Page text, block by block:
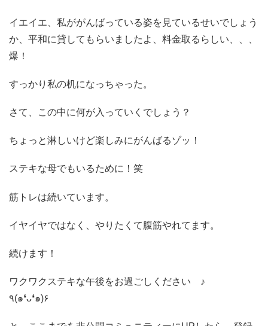
イエイエ、私ががんばっている姿を見ているせいでしょう
か、平和に貸してもらいましたよ、料金取るらしい、、、
爆！
すっかり私の机になっちゃった。
さて、この中に何が入っていくでしょう？
ちょっと淋しいけど楽しみにがんばるゾッ！
ステキな母でもいるために！笑
筋トレは続いています。
イヤイヤではなく、やりたくて腹筋やれてます。
続けます！
ワクワクステキな午後をお過ごしください ♪
٩(๑❛ᴗ❛๑)۶